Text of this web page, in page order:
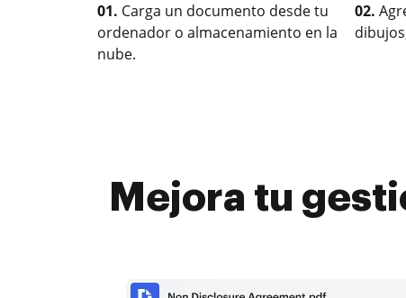
01. Carga un documento desde tu
ordenador o almacenamiento en la
nube.
02.
Mejora tu